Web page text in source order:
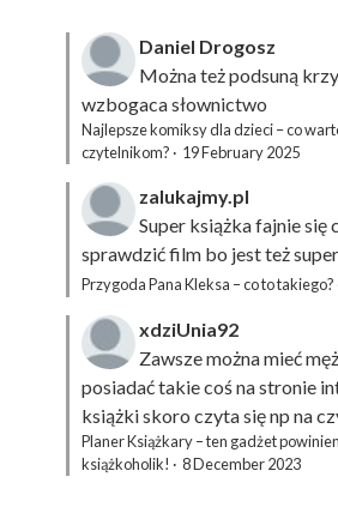
Daniel Drogosz
Można też podsuną
wzbogaca słownictwo
Najlepsze komiksy dla dzieci – co
czytelnikom? · 19 February 2025
zalukajmy.pl
Super książka fajnie się
sprawdzić film bo jest też
Przygoda Pana Kleksa – co to takiego?
xdziUnia92
Zawsze można mieć
posiadać takie coś na stronie
książki skoro czyta się np na
Planer Książkary – ten gadżet
książkoholik! · 8 December 2023